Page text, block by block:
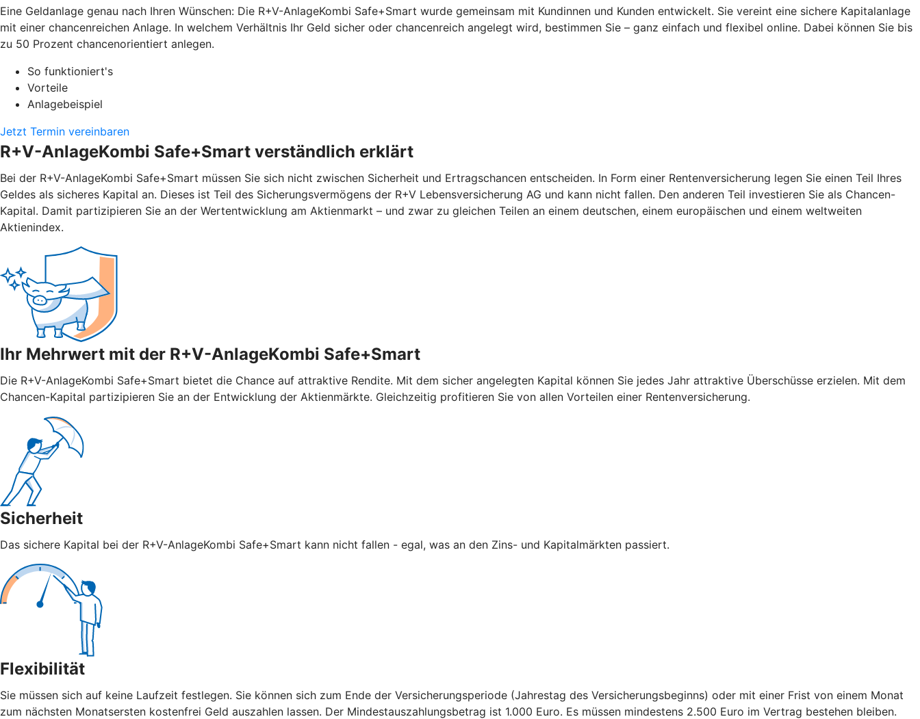
Eine Geldanlage genau nach Ihren Wünschen: Die R+V-AnlageKombi Safe+Smart wurde gemeinsam mit Kundinnen und Kunden entwickelt. Sie vereint eine sichere Kapitalanlage
mit einer chancenreichen Anlage. In welchem Verhältnis Ihr Geld sicher oder chancenreich angelegt wird, bestimmen Sie – ganz einfach und flexibel online. Dabei können Sie bis
zu 50 Prozent chancenorientiert anlegen.
So funktioniert's
Vorteile
Anlagebeispiel
Jetzt Termin vereinbaren
R+V-AnlageKombi Safe+Smart verständlich erklärt
Bei der R+V-AnlageKombi Safe+Smart müssen Sie sich nicht zwischen Sicherheit und Ertragschancen entscheiden. In Form einer Rentenversicherung legen Sie einen Teil Ihres
Geldes als sicheres Kapital an. Dieses ist Teil des Sicherungsvermögens der R+V Lebensversicherung AG und kann nicht fallen. Den anderen Teil investieren Sie als Chancen-
Kapital. Damit partizipieren Sie an der Wertentwicklung am Aktienmarkt – und zwar zu gleichen Teilen an einem deutschen, einem europäischen und einem weltweiten
Aktienindex.
Ihr Mehrwert mit der R+V-AnlageKombi Safe+Smart
Die R+V-AnlageKombi Safe+Smart bietet die Chance auf attraktive Rendite. Mit dem sicher angelegten Kapital können Sie jedes Jahr attraktive Überschüsse erzielen. Mit dem
Chancen-Kapital partizipieren Sie an der Entwicklung der Aktienmärkte. Gleichzeitig profitieren Sie von allen Vorteilen einer Rentenversicherung.
Sicherheit
Das sichere Kapital bei der R+V-AnlageKombi Safe+Smart kann nicht fallen - egal, was an den Zins- und Kapitalmärkten passiert.
Flexibilität
Sie müssen sich auf keine Laufzeit festlegen. Sie können sich zum Ende der Versicherungsperiode (Jahrestag des Versicherungsbeginns) oder mit einer Frist von einem Monat
zum nächsten Monatsersten kostenfrei Geld auszahlen lassen. Der Mindestauszahlungsbetrag ist 1.000 Euro. Es müssen mindestens 2.500 Euro im Vertrag bestehen bleiben.